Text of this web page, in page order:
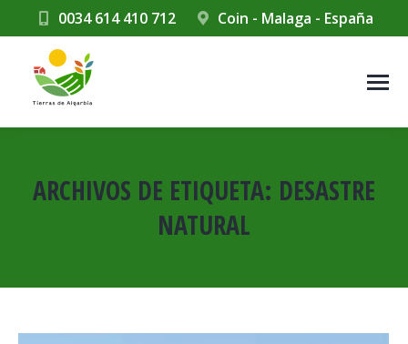
0034 614 410 712 Coin - Malaga - España
ARCHIVOS DE ETIQUETA: DESASTRE
NATURAL